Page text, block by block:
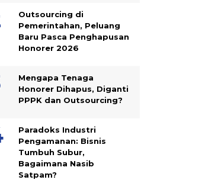
Outsourcing di
Pemerintahan, Peluang
Baru Pasca Penghapusan
Honorer 2026
Mengapa Tenaga
Honorer Dihapus, Diganti
PPPK dan Outsourcing?
Paradoks Industri
Pengamanan: Bisnis
Tumbuh Subur,
Bagaimana Nasib
Satpam?